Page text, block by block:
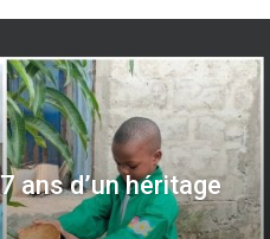
ans d’un héritage